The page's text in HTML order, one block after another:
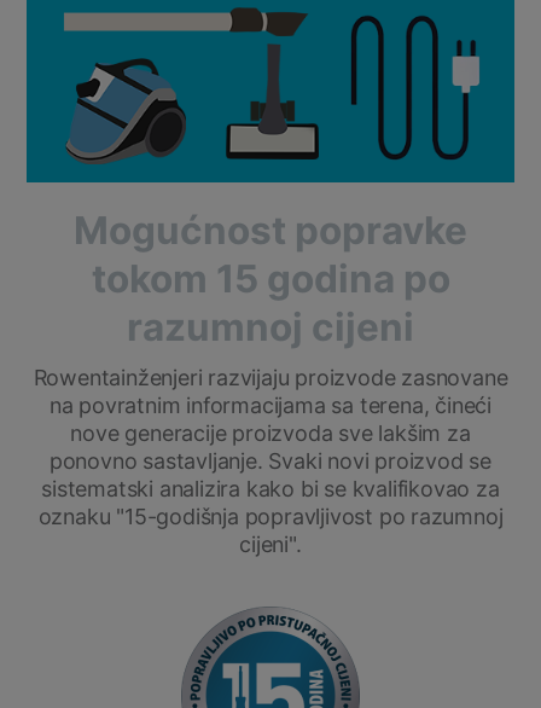
Mogućnost popravke
tokom 15 godina po
razumnoj cijeni
Rowentainženjeri razvijaju proizvode zasnovane
na povratnim informacijama sa terena, čineći
nove generacije proizvoda sve lakšim za
ponovno sastavljanje. Svaki novi proizvod se
sistematski analizira kako bi se kvalifikovao za
oznaku "15-godišnja popravljivost po razumnoj
cijeni".